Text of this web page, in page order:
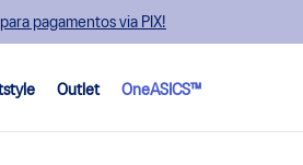
pagamentos via PIX!
Outlet OneASICS™